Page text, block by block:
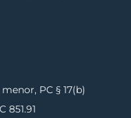
PC § 17(b)
851.91